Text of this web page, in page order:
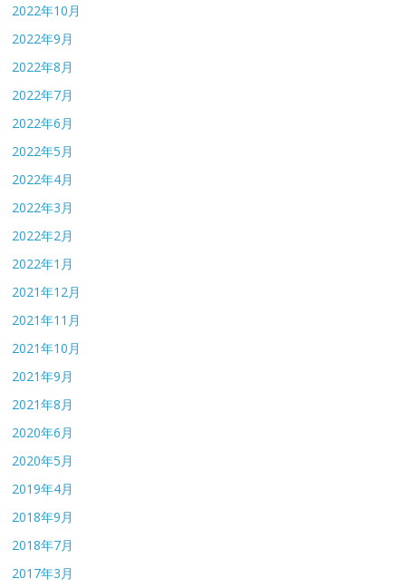
2022年10月
2022年9月
2022年8月
2022年7月
2022年6月
2022年5月
2022年4月
2022年3月
2022年2月
2022年1月
2021年12月
2021年11月
2021年10月
2021年9月
2021年8月
2020年6月
2020年5月
2019年4月
2018年9月
2018年7月
2017年3月